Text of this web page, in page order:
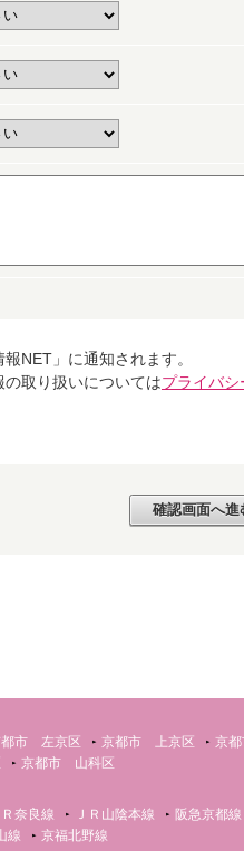
NET」に通知されます。
の取り扱いについてはプライバシ
市 左京区 京都市 上京区 京
京都市 山科区
Ｒ奈良線 ＪＲ山陰本線 阪急京都線
線 京福北野線